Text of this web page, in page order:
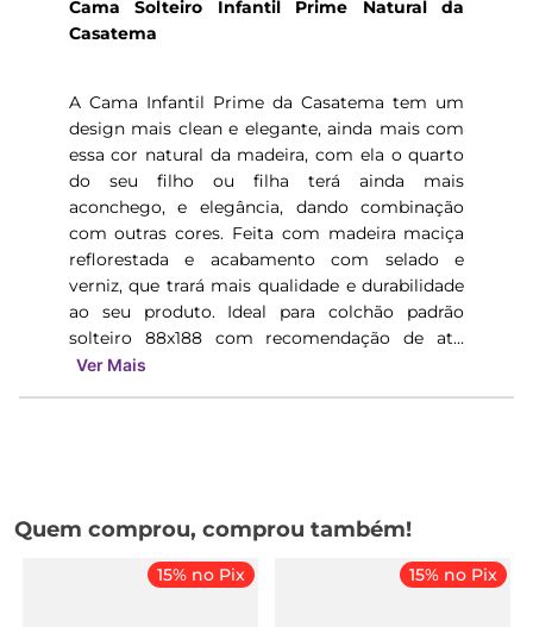
Cama Solteiro Infantil Prime Natural da
Casatema
A Cama Infantil Prime da Casatema tem um
design mais clean e elegante, ainda mais com
essa cor natural da madeira, com ela o quarto
do seu filho ou filha terá ainda mais
aconchego, e elegância, dando combinação
com outras cores. Feita com madeira maciça
reflorestada e acabamento com selado e
verniz, que trará mais qualidade e durabilidade
ao seu produto. Ideal para colchão padrão
solteiro 88x188 com recomendação de at...
Ver Mais
Quem comprou, comprou também!
15% no Pix 15% no Pix